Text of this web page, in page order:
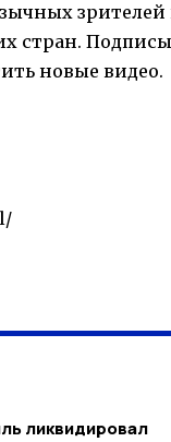
зрителей
стран.
новые видео.
ликвидировал